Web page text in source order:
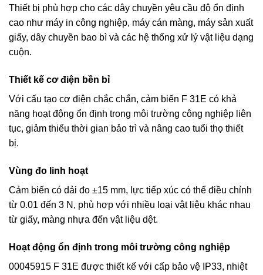
Thiết bị phù hợp cho các dây chuyền yêu cầu độ ổn định
cao như máy in công nghiệp, máy cán màng, máy sản xuất
giấy, dây chuyền bao bì và các hệ thống xử lý vật liệu dạng
cuộn.
Thiết kế cơ điện bền bỉ
Với cấu tạo cơ điện chắc chắn, cảm biến F 31E có khả
năng hoạt động ổn định trong môi trường công nghiệp liên
tục, giảm thiểu thời gian bảo trì và nâng cao tuổi thọ thiết
bị.
Vùng đo linh hoạt
Cảm biến có dải đo ±15 mm, lực tiếp xúc có thể điều chỉnh
từ 0.01 đến 3 N, phù hợp với nhiều loại vật liệu khác nhau
từ giấy, màng nhựa đến vật liệu dệt.
Hoạt động ổn định trong môi trường công nghiệp
00045915 F 31E được thiết kế với cấp bảo vệ IP33, nhiệt